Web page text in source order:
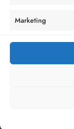
Marketing